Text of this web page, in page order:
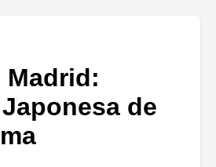
Madrid:
de